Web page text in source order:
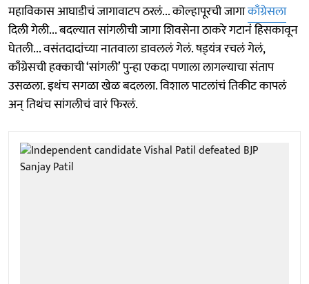
महाविकास आघाडीचं जागावाटप ठरलं... कोल्हापूरची जागाकाँग्रेसला
दिली गेली... बदल्यात सांगलीची जागा शिवसेना ठाकरे गटानं हिसकावून
घेतली... वसंतदादांच्या नातवाला डावललं गेलं. षड्‌यंत्र रचलं गेलं,
काँग्रेसची हक्काची ‘सांगली’ पुन्हा एकदा पणाला लागल्याचा संताप
उसळला. इथंच सगळा खेळ बदलला. विशाल पाटलांचं तिकीट कापलं
अन् तिथंच सांगलीचं वारं फिरलं.